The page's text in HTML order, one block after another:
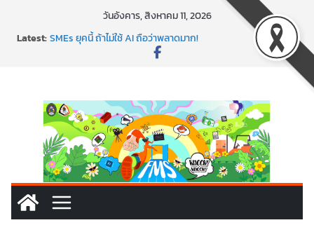
วันอังคาร, สิงหาคม 11, 2026
Latest:SMEs ยุคนี้ ถ้าไม่ใช้ AI ถือว่าพลาดมาก!
สร้าง VDO ก็ปัง แถมเขียนโค้ดสร้างแอปได้อีก! เรียนกับ
พร้อมลุยแล้ว! ปักหมุดโรดแมป AI อัปสกิลธุรกิจให้พุ่งทะยาน